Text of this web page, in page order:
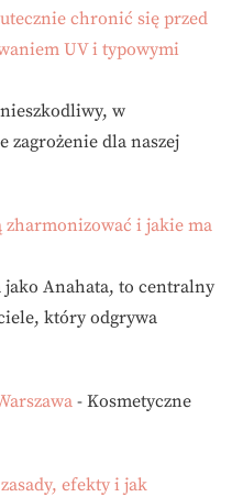
chronić się przed
UV i typowymi
w
zagrożenie dla naszej
zharmonizować i jakie ma
jako Anahata, to centralny
który odgrywa
- Kosmetyczne
efekty i jak